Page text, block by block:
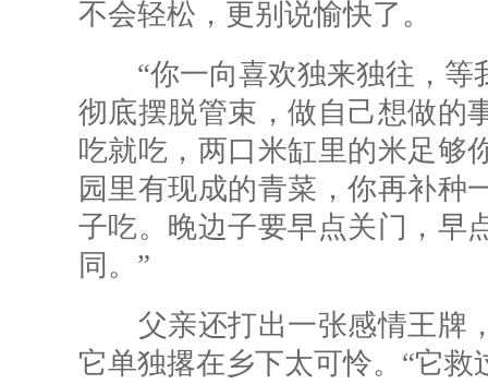
不会轻松，更别说愉快了。
“你一向喜欢独来独往，等
彻底摆脱管束，做自己想做的
吃就吃，两口米缸里的米足够
园里有现成的青菜，你再补种
子吃。晚边子要早点关门，早
同。”
父亲还打出一张感情王牌
它单独撂在乡下太可怜。“它